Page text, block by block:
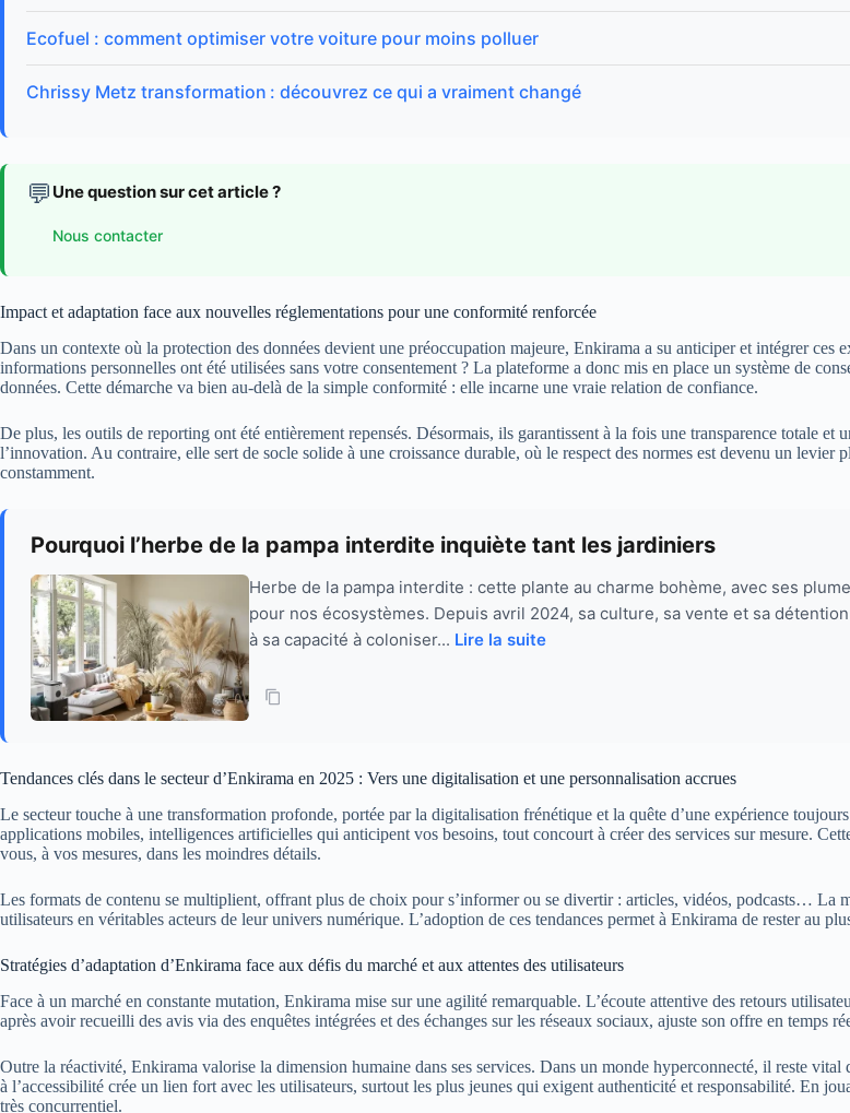
Ecofuel : comment optimiser votre voiture pour moins polluer
Chrissy Metz transformation : découvrez ce qui a vraiment changé
💬 Une question sur cet article ?
Nous contacter
Impact et adaptation face aux nouvelles réglementations pour une conformité renforcée
Dans un contexte où la protection des données devient une préoccupation majeure, Enkirama a su anticiper et intégrer ces
informations personnelles ont été utilisées sans votre consentement ? La plateforme a donc mis en place un système de
données. Cette démarche va bien au-delà de la simple conformité : elle incarne une vraie relation de confiance.
De plus, les outils de reporting ont été entièrement repensés. Désormais, ils garantissent à la fois une transparence totale
l’innovation. Au contraire, elle sert de socle solide à une croissance durable, où le respect des normes est devenu un
constamment.
Pourquoi l’herbe de la pampa interdite inquiète tant les jardiniers
Herbe de la pampa interdite : cette plante au charme bohème, avec ses
pour nos écosystèmes. Depuis avril 2024, sa culture, sa vente et sa
à sa capacité à coloniser... Lire la suite
Tendances clés dans le secteur d’Enkirama en 2025 : Vers une digitalisation et une personnalisation accrues
Le secteur touche à une transformation profonde, portée par la digitalisation frénétique et la quête d’une expérience
applications mobiles, intelligences artificielles qui anticipent vos besoins, tout concourt à créer des services sur mesure.
vous, à vos mesures, dans les moindres détails.
Les formats de contenu se multiplient, offrant plus de choix pour s’informer ou se divertir : articles, vidéos, podcasts… La
utilisateurs en véritables acteurs de leur univers numérique. L’adoption de ces tendances permet à Enkirama de rester au
Stratégies d’adaptation d’Enkirama face aux défis du marché et aux attentes des utilisateurs
Face à un marché en constante mutation, Enkirama mise sur une agilité remarquable. L’écoute attentive des retours
après avoir recueilli des avis via des enquêtes intégrées et des échanges sur les réseaux sociaux, ajuste son offre en temps
Outre la réactivité, Enkirama valorise la dimension humaine dans ses services. Dans un monde hyperconnecté, il reste
à l’accessibilité crée un lien fort avec les utilisateurs, surtout les plus jeunes qui exigent authenticité et responsabilité. En
très concurrentiel.